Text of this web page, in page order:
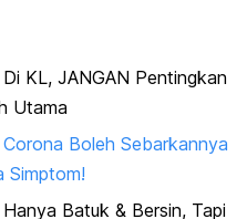
KL, JANGAN Pentingkan
Utama
Boleh Sebarkannya
Simptom!
Batuk & Bersin, Tapi